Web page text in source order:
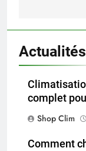
Actualités
complet
Shop Clim
Comment